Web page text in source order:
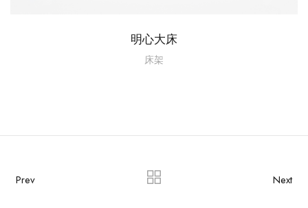
明心大床
床架
Prev Next